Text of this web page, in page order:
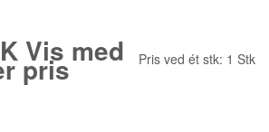
Vis med
pris Pris ved ét stk: 1 Stk